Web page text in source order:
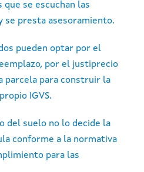
que se escuchan las
se presta asesoramiento.
pueden optar por el
por el justiprecio
parcela para construir la
IGVS.
del suelo no lo decide la
conforme a la normativa
para las